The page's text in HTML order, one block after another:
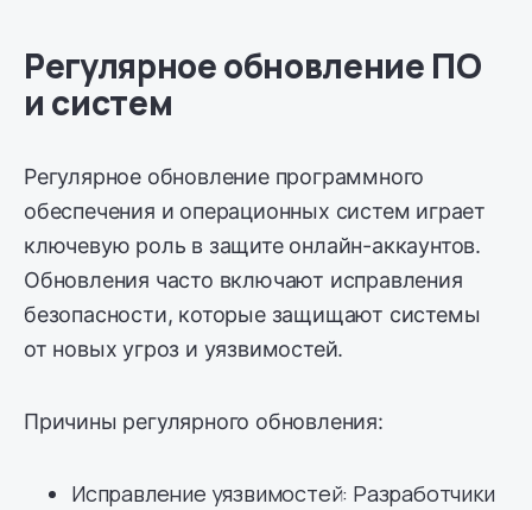
Регулярное обновление ПО
и систем
Регулярное обновление программного
обеспечения и операционных систем играет
ключевую роль в защите онлайн-аккаунтов.
Обновления часто включают исправления
безопасности, которые защищают системы
от новых угроз и уязвимостей.
Причины регулярного обновления:
Исправление уязвимостей: Разработчики